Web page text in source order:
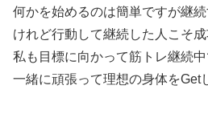
何かを始めるのは簡単ですが継続
けれど行動して継続した人こそ成
私も目標に向かって筋トレ継続中
一緒に頑張って理想の身体をGet